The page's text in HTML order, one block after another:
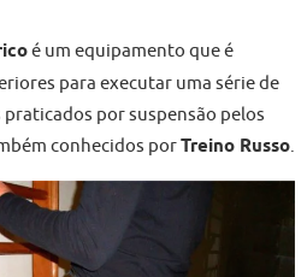
é um equipamento que é
para executar uma série de
por suspensão pelos
conhecidos porTreino Russo.